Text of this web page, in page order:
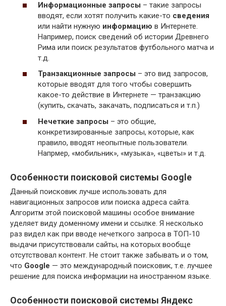
Информационные запросы – такие запросы
вводят, если хотят получить какие-то сведения
или найти нужную информацию в Интернете.
Например, поиск сведений об истории Древнего
Рима или поиск результатов футбольного матча и
т.д.
Транзакционные запросы – это вид запросов,
которые вводят для того чтобы совершить
какое-то действие в Интернете — транзакцию
(купить, скачать, закачать, подписаться и т.п.)
Нечеткие запросы – это общие,
конкретизированные запросы, которые, как
правило, вводят неопытные пользователи.
Напрмер, «мобильник», «музыка», «цветы» и т.д.
Особенности поисковой системы Google
Данный поисковик лучше использовать для
навигационных запросов или поиска адреса сайта.
Алгоритм этой поисковой машины особое внимание
уделяет виду доменному имени и ссылке. Я несколько
раз видел как при вводе нечеткого запроса в ТОП-10
выдачи присутствовали сайты, на которых вообще
отсутствовал контент. Не стоит также забывать и о том,
что Google — это международный поисковик, т.е. лучшее
решение для поиска информации на иностранном языке.
Особенности поисковой системы Яндекс